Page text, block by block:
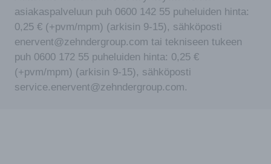
asiakaspalveluun puh 0600 142 55 puheluiden hinta:
0,25 € (+pvm/mpm) (arkisin 9-15), sähköposti
enervent@zehndergroup.com tai tekniseen tukeen
puh 0600 172 55 puheluiden hinta: 0,25 €
(+pvm/mpm) (arkisin 9-15), sähköposti
service.enervent@zehndergroup.com.